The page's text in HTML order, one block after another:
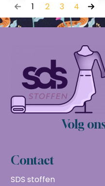
1 2 3 4
Volg
Contact
SDS stoffen